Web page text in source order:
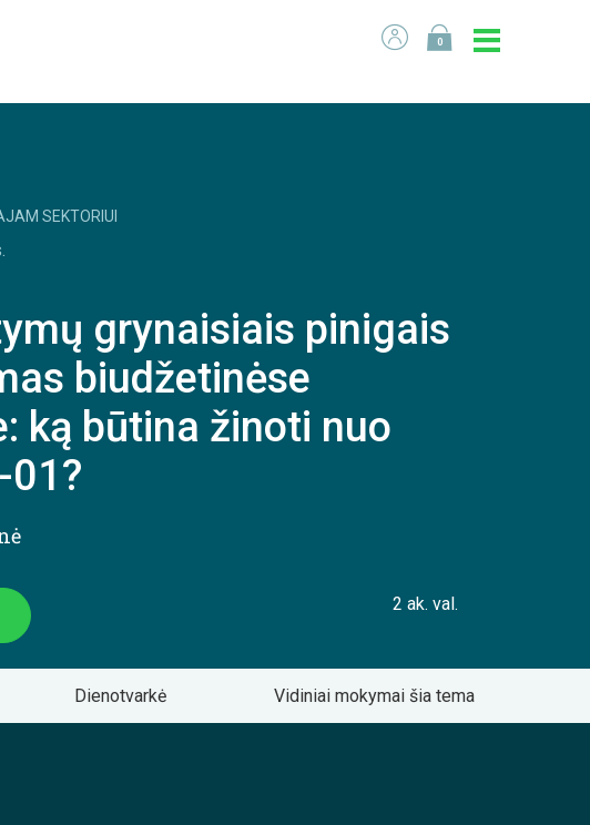
0
SEKTORIUI
grynaisiais pinigais
biudžetinėse
ką būtina žinoti nuo
2 ak. val.
Dienotvarkė Vidiniai mokymai šia tema